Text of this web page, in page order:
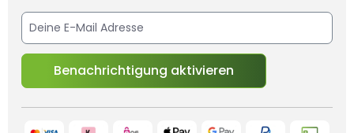
Benachrichtigung aktivieren